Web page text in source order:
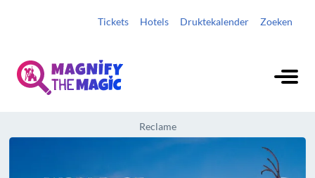
Tickets Hotels Druktekalender Zoeken
Reclame